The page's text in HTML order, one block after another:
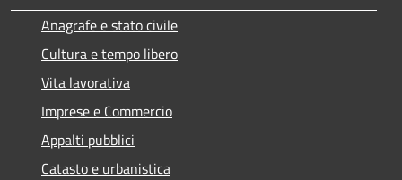
Anagrafe e stato civile
Cultura e tempo libero
Vita lavorativa
Imprese e Commercio
Appalti pubblici
Catasto e urbanistica